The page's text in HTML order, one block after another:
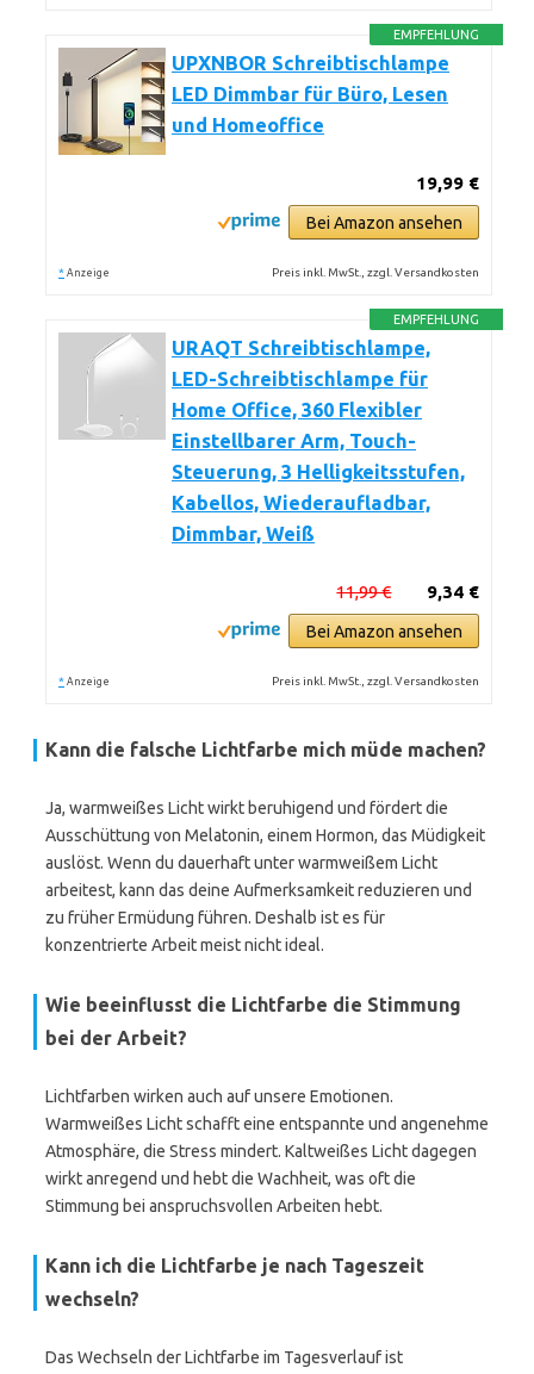
EMPFEHLUNG
UPXNBOR Schreibtischlampe
LED Dimmbar für Büro, Lesen
und Homeoffice
19,99 €
Bei Amazon ansehen
* Anzeige Preis inkl. MwSt., zzgl. Versandkosten
EMPFEHLUNG
URAQT Schreibtischlampe,
LED-Schreibtischlampe für
Home Office, 360 Flexibler
Einstellbarer Arm, Touch-
Steuerung, 3 Helligkeitsstufen,
Kabellos, Wiederaufladbar,
Dimmbar, Weiß
9,34 €
11,99 €
Bei Amazon ansehen
* Anzeige Preis inkl. MwSt., zzgl. Versandkosten
Kann die falsche Lichtfarbe mich müde machen?
Ja, warmweißes Licht wirkt beruhigend und fördert die
Ausschüttung von Melatonin, einem Hormon, das Müdigkeit
auslöst. Wenn du dauerhaft unter warmweißem Licht
arbeitest, kann das deine Aufmerksamkeit reduzieren und
zu früher Ermüdung führen. Deshalb ist es für
konzentrierte Arbeit meist nicht ideal.
Wie beeinflusst die Lichtfarbe die Stimmung
bei der Arbeit?
Lichtfarben wirken auch auf unsere Emotionen.
Warmweißes Licht schafft eine entspannte und angenehme
Atmosphäre, die Stress mindert. Kaltweißes Licht dagegen
wirkt anregend und hebt die Wachheit, was oft die
Stimmung bei anspruchsvollen Arbeiten hebt.
Kann ich die Lichtfarbe je nach Tageszeit
wechseln?
Das Wechseln der Lichtfarbe im Tagesverlauf ist